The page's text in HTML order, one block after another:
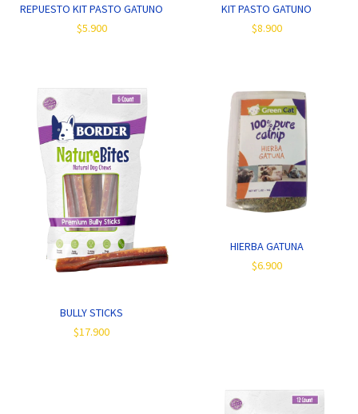
REPUESTO KIT PASTO GATUNO
$5.900
KIT PASTO GATUNO
$8.900
BULLY STICKS
$17.900
HIERBA GATUNA
$6.900